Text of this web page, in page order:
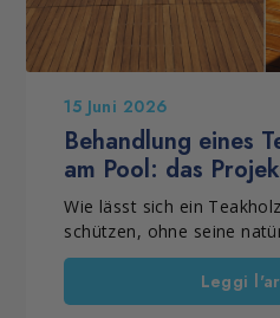
15 Juni 2026
Behandlung eines
am Pool: das
in Quarrata, Italien
Wie lässt sich ein
schützen, ohne seine
verändern? Bei diesem
(Provinz Pistoia, Italien)
Parquet die Behandlung
Leggi